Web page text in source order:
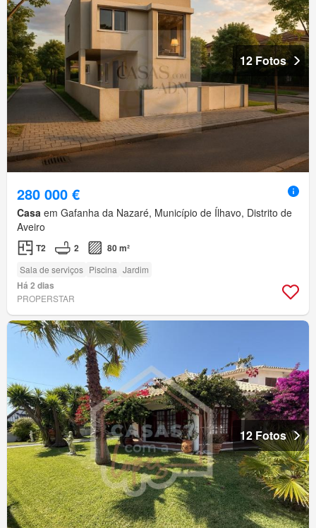
12 Fotos
280 000 €
Casa em Gafanha da Nazaré, Município de Ílhavo, Distrito de
Aveiro
T2 2 80 m²
Sala de serviços Piscina Jardim
Há 2 dias
PROPERSTAR
12 Fotos